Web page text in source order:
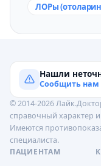
ЛОРы
Нашли
Сообщить
© 2014-2026
справочный характер
Имеются
специалиста.
ПАЦИЕНТАМ